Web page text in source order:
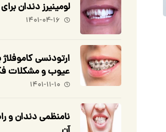
لومینیرز دندان
۱۴۰۱-۰۴-۱۶
ارتودنسی
عیوب و مشکلات
۱۴۰۱-۱۱-۱۰
نامنظمی دندان و